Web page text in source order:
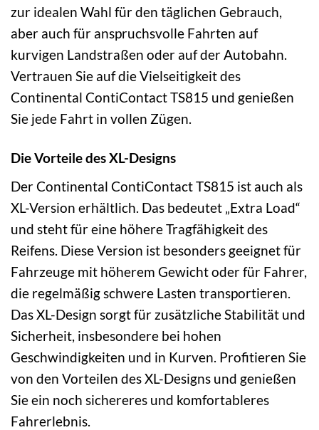
zur idealen Wahl für den täglichen Gebrauch,
aber auch für anspruchsvolle Fahrten auf
kurvigen Landstraßen oder auf der Autobahn.
Vertrauen Sie auf die Vielseitigkeit des
Continental ContiContact TS815 und genießen
Sie jede Fahrt in vollen Zügen.
Die Vorteile des XL-Designs
Der Continental ContiContact TS815 ist auch als
XL-Version erhältlich. Das bedeutet „Extra Load“
und steht für eine höhere Tragfähigkeit des
Reifens. Diese Version ist besonders geeignet für
Fahrzeuge mit höherem Gewicht oder für Fahrer,
die regelmäßig schwere Lasten transportieren.
Das XL-Design sorgt für zusätzliche Stabilität und
Sicherheit, insbesondere bei hohen
Geschwindigkeiten und in Kurven. Profitieren Sie
von den Vorteilen des XL-Designs und genießen
Sie ein noch sichereres und komfortableres
Fahrerlebnis.